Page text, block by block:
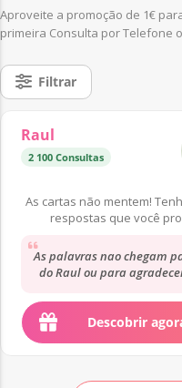
Aproveite a promoção de 1€
primeira Consulta por Telefone
Filtrar
Raul
2 100 Consultas
As cartas não mentem!
respostas que você
As palavras nao chegam
do Raul ou para
seu cuidado e carinho. É
no que faz…....
Descobrir